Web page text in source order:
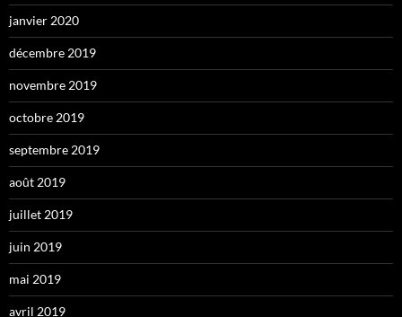
janvier 2020
décembre 2019
novembre 2019
octobre 2019
septembre 2019
août 2019
juillet 2019
juin 2019
mai 2019
avril 2019